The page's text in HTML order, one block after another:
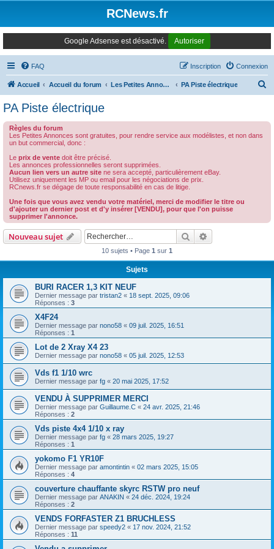
RCNews.fr
Google Adsense est désactivé. Autoriser
FAQ Connexion
Inscription
Accueil Accueil du forum Les Petites Annonces Modernes PA Piste électrique
PA Piste électrique
Règles du forum
Les Petites Annonces sont gratuites, pour rendre service aux modélistes, et non dans
un but commercial, donc :
Le prix de vente doit être précisé.
Les annonces professionnelles seront supprimées.
Aucun lien vers un autre site ne sera accepté, particulièrement eBay.
Utilisez uniquement les MP ou email pour les négociations de prix.
RCnews.fr se dégage de toute responsabilité en cas de litige.
Une fois que vous avez vendu votre matériel, merci de modifier le titre ou
d'ajouter un dernier post et d'y insérer [VENDU], pour que l'on puisse
supprimer l'annonce.
Nouveau sujet Rechercher
10 sujets • Page 1 sur 1
Sujets
BURI RACER 1,3 KIT NEUF
Dernier message par tristan2 « 18 sept. 2025, 09:06
Réponses : 3
X4F24
Dernier message par nono58 « 09 juil. 2025, 16:51
Réponses : 1
Lot de 2 Xray X4 23
Dernier message par nono58 « 05 juil. 2025, 12:53
Vds f1 1/10 wrc
Dernier message par fg « 20 mai 2025, 17:52
VENDU À SUPPRIMER MERCI
Dernier message par Guillaume.C « 24 avr. 2025, 21:46
Réponses : 2
Vds piste 4x4 1/10 x ray
Dernier message par fg « 28 mars 2025, 19:27
Réponses : 1
yokomo F1 YR10F
Dernier message par amontintin « 02 mars 2025, 15:05
Réponses : 4
couverture chauffante skyrc RSTW pro neuf
Dernier message par ANAKIN « 24 déc. 2024, 19:24
Réponses : 2
VENDS FORFASTER Z1 BRUCHLESS
Dernier message par speedy2 « 17 nov. 2024, 21:52
Réponses : 11
Panneau de gestion des cookies